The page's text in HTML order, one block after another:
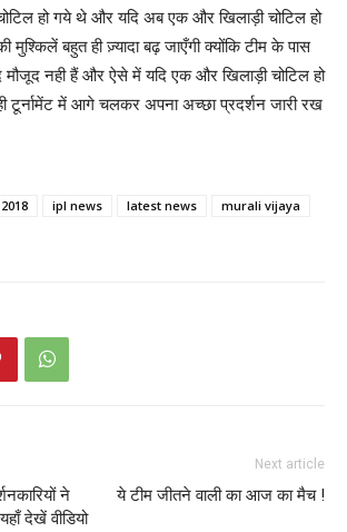
हो गये थे और यदि अब एक और खिलाड़ी चोटिल हो
मुश्किलें बहुत ही ज़्यादा बढ़ जाएँगी क्योंकि टीम के पास
नही हैं और ऐसे में यदि एक और खिलाड़ी चोटिल हो
टूर्नामेंट में आगे चलकर अपना अच्छा प्रदर्शन जारी रख
ipl news latest news
murali vijaya
ने
देखें वीडियो
Next article
ये टीम जीतने वाली का आज का मैच !